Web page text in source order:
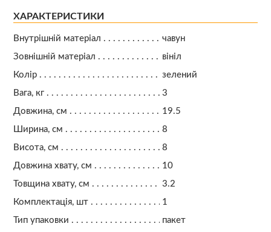
ХАРАКТЕРИСТИКИ
Внутрішній матеріал
чавун
Зовнішній матеріал
вініл
Колір
зелений
Вага, кг
3
Довжина, см
19.5
Ширина, см
8
Висота, см
8
Довжина хвату, см
10
Товщина хвату, см
3.2
Комплектація, шт
1
Тип упаковки
пакет